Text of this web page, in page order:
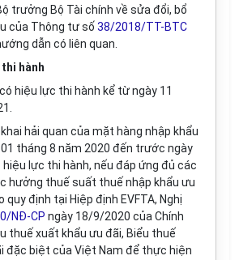
trưởng Bộ Tài chính về sửa đổi, bổ
của Thông tư số 38/2018/TT-BTC
dẫn có liên quan.
hành
hiệu lực thi hành kể từ ngày 11
hải quan của mặt hàng nhập khẩu
tháng 8 năm 2020 đến trước ngày
lực thi hành, nếu đáp ứng đủ các
hưởng thuế suất thuế nhập khẩu ưu
quy định tại Hiệp định EVFTA, Nghị
NĐ-CP ngày 18/9/2020 của Chính
thuế xuất khẩu ưu đãi, Biểu thuế
đặc biệt của Việt Nam để thực hiện